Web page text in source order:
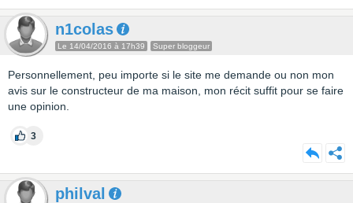
n1colas
Le 14/04/2016 à 17h39 Super bloggeur
Personnellement, peu importe si le site me demande ou non mon
avis sur le constructeur de ma maison, mon récit suffit pour se faire
une opinion.
3
philval